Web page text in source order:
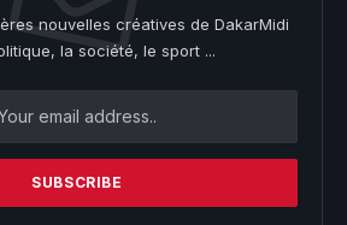
nouvelles créatives de DakarMidi
la société, le sport ...